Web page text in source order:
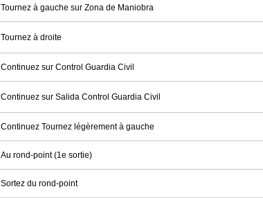
Tournez à gauche sur Zona de Maniobra
Tournez à droite
Continuez sur Control Guardia Civil
Continuez sur Salida Control Guardia Civil
Continuez Tournez légèrement à gauche
Au rond-point (1e sortie)
Sortez du rond-point